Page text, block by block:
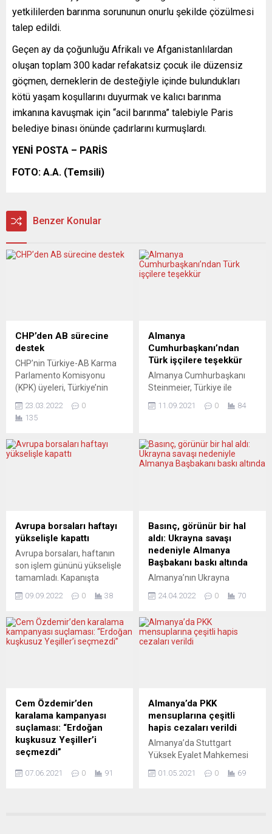
yetkililerden barınma sorununun onurlu şekilde çözülmesi
talep edildi.
Geçen ay da çoğunluğu Afrikalı ve Afganistanlılardan
oluşan toplam 300 kadar refakatsiz çocuk ile düzensiz
göçmen, derneklerin de desteğiyle içinde bulundukları
kötü yaşam koşullarını duyurmak ve kalıcı barınma
imkanına kavuşmak için “acil barınma” talebiyle Paris
belediye binası önünde çadırlarını kurmuşlardı.
YENİ POSTA – PARİS
FOTO: A.A. (Temsili)
Benzer Konular
CHP’den AB sürecine
destek
CHP’nin Türkiye-AB Karma
Parlamento Komisyonu
(KPK) üyeleri, Türkiye’nin
destek vererek, üyeliğin
mevcut konjonktürde AB’nin
CHP’nin Brüksel temsilcisi
Kader Sevinç, İstanbul
milletvekili Nurhayat Altaca
Kayışoğlu, geçen hafta, 3
yıllık aranın ardından...
23.03.2022
0
135
Almanya
Cumhurbaşkanı’ndan
Türk işçilere teşekkür
Almanya Cumhurbaşkanı
Steinmeier, Türkiye ile
anlaşmasının 60’ıncı
göçmen işçilere teşekkür
etti. Almanya
imzalanan işgücü
anlaşmasının 60’ıncı
yıldönümü sebebiyle
Bellevue Sarayı’nda bir
konuşma yaptı 60 yıl önce
imzalanan işgücü
anlaşmasının milyonlarca
11.09.2021 0 84
Avrupa borsaları haftayı
yükselişle kapattı
Avrupa borsaları, haftanın
son işlem gününü yükselişle
tamamladı. Kapanışta
Europe 600 yüzde 1,52
İngiltere’de FTSE 100
endeksi yüzde 1,23 artarak
yüzde 1,41 yükselerek
6.212,33 ve İtalya’da FTSE
MIB 30...
09.09.2022 0 38
Basınç, görünür bir hal
aldı: Ukrayna savaşı
nedeniyle Almanya
Başbakanı baskı altında
Almanya’nın Ukrayna
Başbakan Scholz’u
Muhalefetten Hıristiyan
Birlik, haftaya meclise
savaşındaki temkinli tutumu
nedeniyle son haftalarda
muhalefet, Sosyal
Demokrat Parti’li (SPD)
Başbakan Olaf Scholz’u sert
biçimde hedef alıyordu.
Şimdi onlara, koalisyon
24.04.2022 0 70
Cem Özdemir’den
karalama kampanyası
suçlaması: “Erdoğan
kuşkusuz Yeşiller’i
seçmezdi”
partisine ve başbakan adayı
07.06.2021 0 91
Almanya’da PKK
mensuplarına çeşitli
hapis cezaları verildi
Almanya’da Stuttgart
Yüksek Eyalet Mahkemesi
terör örgütü üyeliği
01.05.2021 0 69